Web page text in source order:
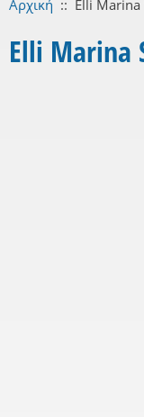
Αρχική :: Elli
Elli Marina